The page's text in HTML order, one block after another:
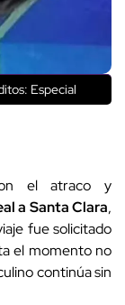
Especial
el atraco y
a Santa Clara,
fue solicitado
el momento no
continúa sin